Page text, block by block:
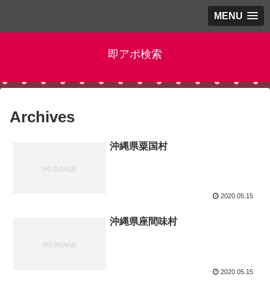
MENU
即アポ検索
Archives
沖縄県粟国村
2020.05.15
沖縄県座間味村
2020.05.15